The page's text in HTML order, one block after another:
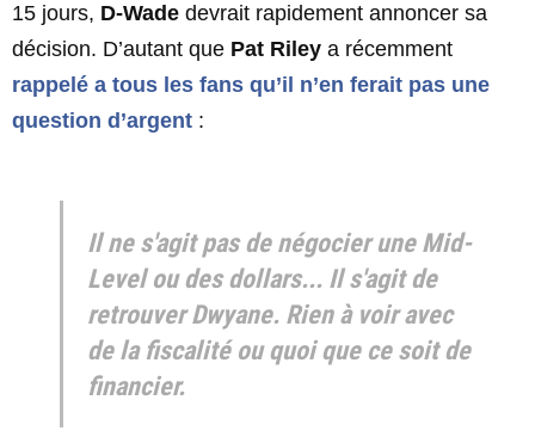
15 jours, D-Wade devrait rapidement annoncer sa
décision. D’autant que Pat Riley a récemment
rappelé a tous les fans qu’il n’en ferait pas une
question d’argent :
Il ne s'agit pas de négocier uneMid-
Levelou des dollars... Il s'agit de
retrouver Dwyane. Rien à voir avec
de la fiscalité ou quoi que ce soit de
financier.